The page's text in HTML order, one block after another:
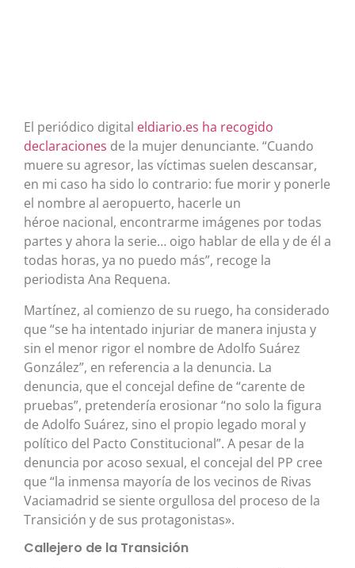
El periódico digital eldiario.es ha recogido
declaraciones de la mujer denunciante. “Cuando
muere su agresor, las víctimas suelen descansar,
en mi caso ha sido lo contrario: fue morir y ponerle
el nombre al aeropuerto, hacerle un
héroe nacional, encontrarme imágenes por todas
partes y ahora la serie… oigo hablar de ella y de él a
todas horas, ya no puedo más”, recoge la
periodista Ana Requena.
Martínez, al comienzo de su ruego, ha considerado
que “se ha intentado injuriar de manera injusta y
sin el menor rigor el nombre de Adolfo Suárez
González”, en referencia a la denuncia. La
denuncia, que el concejal define de “carente de
pruebas”, pretendería erosionar “no solo la figura
de Adolfo Suárez, sino el propio legado moral y
político del Pacto Constitucional”. A pesar de la
denuncia por acoso sexual, el concejal del PP cree
que “la inmensa mayoría de los vecinos de Rivas
Vaciamadrid se siente orgullosa del proceso de la
Transición y de sus protagonistas».
Callejero de la Transición